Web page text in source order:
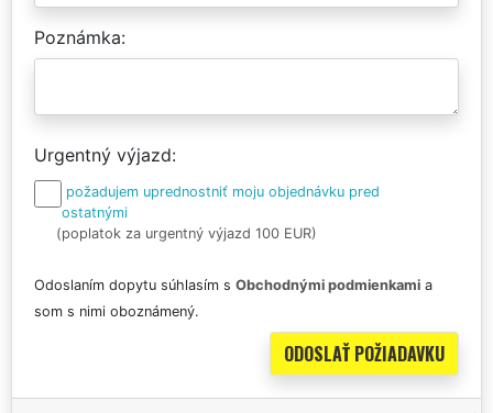
Poznámka
Urgentný výjazd
požadujem uprednostniť moju objednávku pred
ostatnými
(poplatok za urgentný výjazd 100 EUR)
Odoslaním dopytu súhlasím s Obchodnými podmienkami a
som s nimi oboznámený.